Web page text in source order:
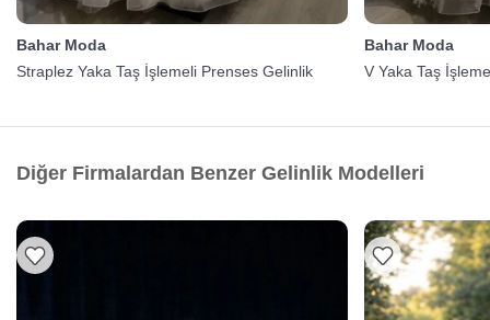
Bahar Moda
Straplez Yaka Taş İşlemeli Prenses Gelinlik
Bahar Moda
V Yaka Taş
Diğer Firmalardan Benzer Gelinlik Modelleri